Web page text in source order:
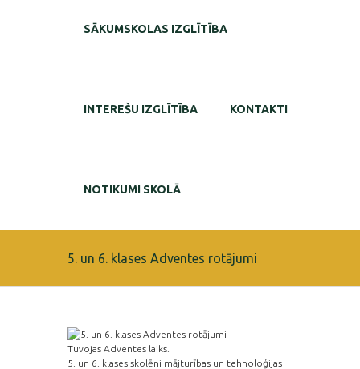
SĀKUMSKOLAS IZGLĪTĪBA
INTEREŠU IZGLĪTĪBA KONTAKTI
NOTIKUMI SKOLĀ
5. un 6. klases Adventes rotājumi
Tuvojas Adventes laiks.
5. un 6. klases skolēni mājturības un tehnoloģijas